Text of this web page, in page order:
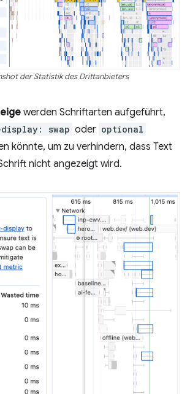
der Statistik des Drittanbieters
werden Schriftarten aufgeführt,
swap oder optional
könnte, um zu verhindern, dass Text
nicht angezeigt wird.